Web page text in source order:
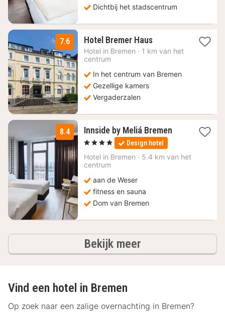
Dichtbij het stadscentrum
7.6 Hotel Bremer Haus1
nacht
€
Hotel in Bremen · 1 km van het
centrum
In het centrum van Bremen
Gezellige kamers
Vergaderzalen
8.4 Innside by Meliá Bremen1
115
, 4 Sterren Design hotel
Hotel in Bremen · 5.4 km van het
centrum
aan de Weser
fitness en sauna
Dom van Bremen
Bekijk meerhotels
Vind een hotel in Bremen
Op zoek naar een zalige overnachting in Bremen?